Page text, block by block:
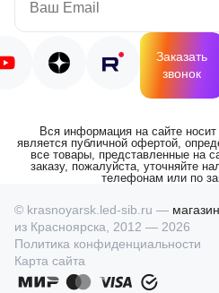
Заказать
звонок
Вся информация на сайте
является публичной офертой,
все товары, представленные на
заказу, пожалуйста, уточняйте
телефонам или по
© krasnoyarsk.led-sib.ru —
из Красноярска, 2012 — 2026
Политика конфиденциальности
Карта сайта